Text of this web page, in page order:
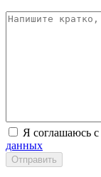
Я соглашаюсь с
данных
Отправить